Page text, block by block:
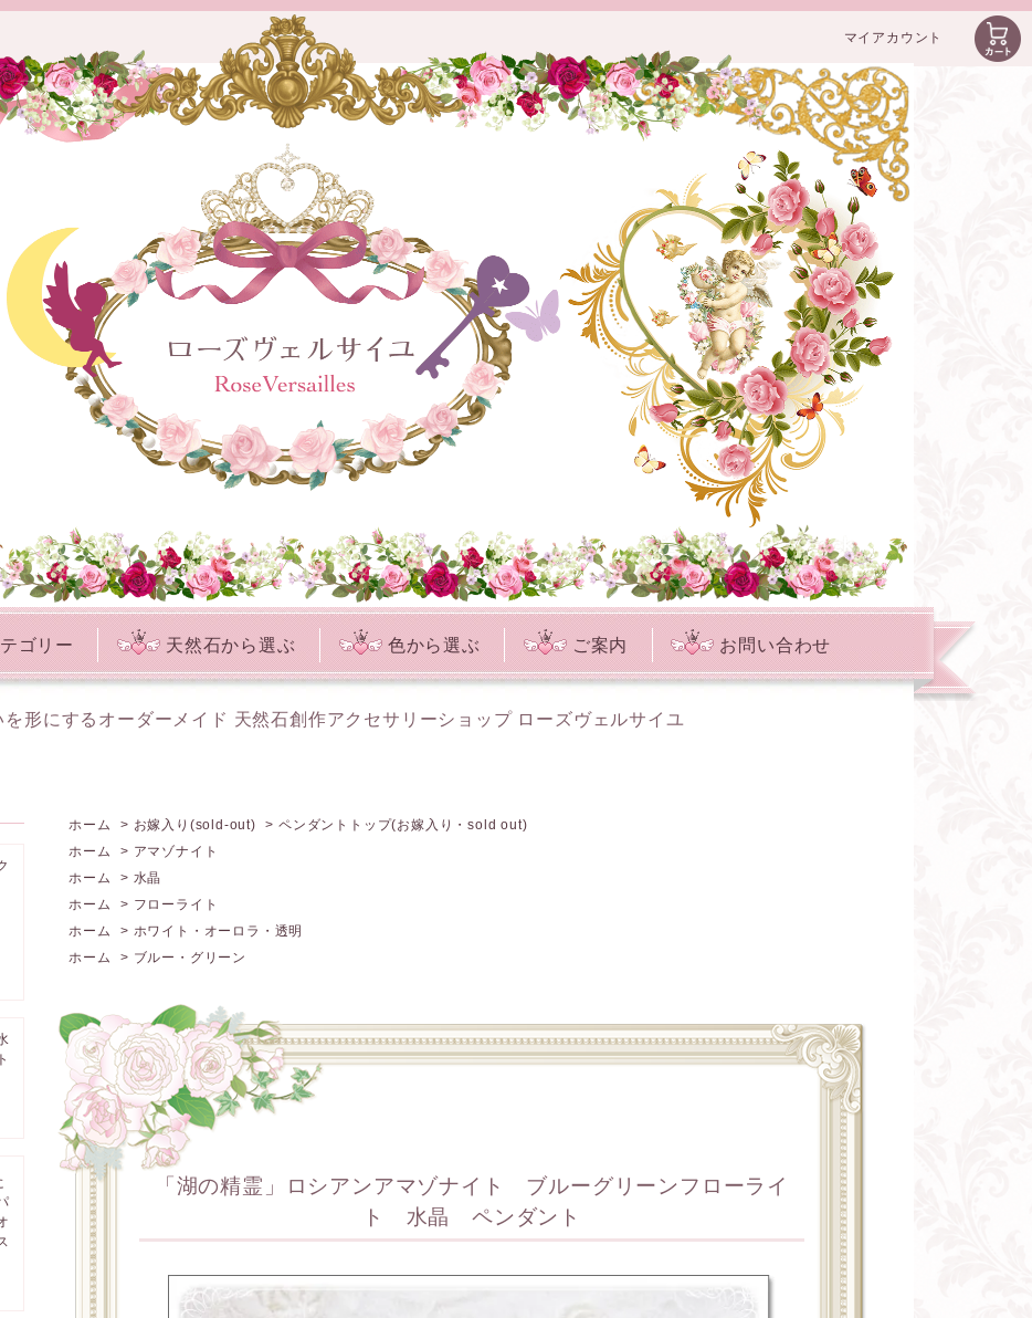
マイアカウント
ゴリー 天然石から選ぶ 色から選ぶ ご案内 お問い合わせ
を形にするオーダーメイド 天然石創作アクセサリーショップ ローズヴェルサイユ
ホーム > お嫁入り(sold-out) >ペンダントトップ(お嫁入り・sold out)
ホーム
> アマゾナイト
ホーム
> 水晶
ホーム
> フローライト
ホーム
> ホワイト・オーロラ・透明
ホーム
> ブルー・グリーン
「湖の精霊」ロシアンアマゾナイト ブルーグリーンフローライ
ト 水晶 ペンダント